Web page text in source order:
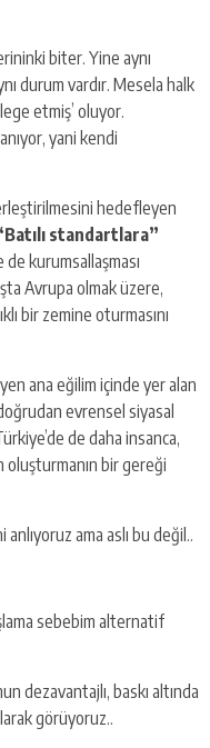
biter. Yine aynı
durum vardır. Mesela halk
etmiş’ oluyor.
yani kendi
hedefleyen
standartlara”
kurumsallaşması
Avrupa olmak üzere,
bir zemine oturmasını
ana eğilim içinde yer alan
evrensel siyasal
de daha insanca,
oluşturmanın bir gereği
ama aslı bu değil..
sebebim alternatif
dezavantajlı, baskı altında
görüyoruz..